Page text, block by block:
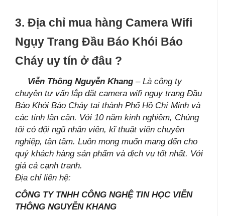
3. Địa chỉ mua hàng Camera Wifi
Ngụy Trang Đầu Báo Khói Báo
Cháy uy tín ở đâu ?
Viễn Thông Nguyễn Khang – Là công ty
chuyên tư vấn lắp đặt camera wifi ngụy trang Đầu
Báo Khói Báo Cháy tại thành Phố Hồ Chí Minh và
các tỉnh lân cận. Với 10 năm kinh nghiệm, Chúng
tôi có đội ngũ nhân viên, kĩ thuật viên chuyên
nghiệp, tận tâm. Luôn mong muốn mang đến cho
quý khách hàng sản phẩm và dịch vụ tốt nhất. Với
giá cả cạnh tranh.
Địa chỉ liên hệ:
CÔNG TY TNHH CÔNG NGHỆ TIN HỌC VIỄN
THÔNG NGUYỄN KHANG